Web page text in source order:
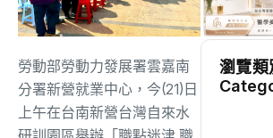
勞動部勞動力發展署雲嘉南
分署新營就業中心，今(21)日
上午在台南新營台灣自來水
瀏覽類